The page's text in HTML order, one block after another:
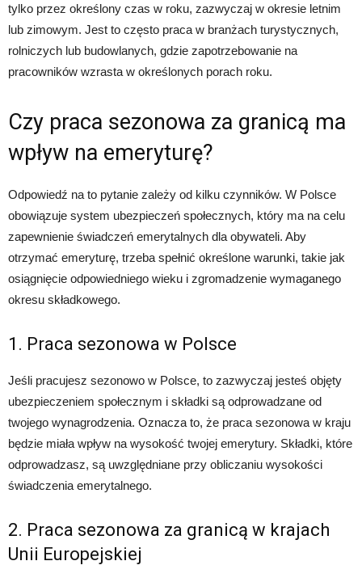
tylko przez określony czas w roku, zazwyczaj w okresie letnim
lub zimowym. Jest to często praca w branżach turystycznych,
rolniczych lub budowlanych, gdzie zapotrzebowanie na
pracowników wzrasta w określonych porach roku.
Czy praca sezonowa za granicą ma
wpływ na emeryturę?
Odpowiedź na to pytanie zależy od kilku czynników. W Polsce
obowiązuje system ubezpieczeń społecznych, który ma na celu
zapewnienie świadczeń emerytalnych dla obywateli. Aby
otrzymać emeryturę, trzeba spełnić określone warunki, takie jak
osiągnięcie odpowiedniego wieku i zgromadzenie wymaganego
okresu składkowego.
1. Praca sezonowa w Polsce
Jeśli pracujesz sezonowo w Polsce, to zazwyczaj jesteś objęty
ubezpieczeniem społecznym i składki są odprowadzane od
twojego wynagrodzenia. Oznacza to, że praca sezonowa w kraju
będzie miała wpływ na wysokość twojej emerytury. Składki, które
odprowadzasz, są uwzględniane przy obliczaniu wysokości
świadczenia emerytalnego.
2. Praca sezonowa za granicą w krajach
Unii Europejskiej